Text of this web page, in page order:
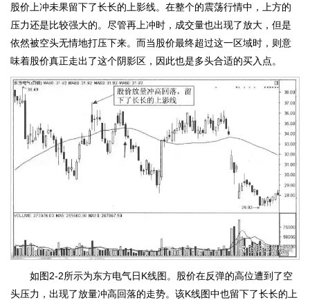
股价上冲未果留下了长长的上影线。在整个的震荡行情中，上方的
压力还是比较强大的。尽管再上冲时，成交量也出现了放大，但是
依然被空头无情地打压下来。而当股价最终超过这一区域时，则意
味着股价真正走出了这个阴影区，因此也是多头合适的买入点。
如图2-2所示为东方电气日K线图。股价在反弹的高位遭到了空
头压力，出现了放量冲高回落的走势。该K线图中也留下了长长的上